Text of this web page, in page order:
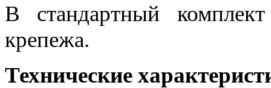
В стандартный
крепежа.
Технические